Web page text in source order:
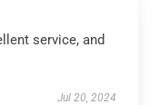
service, and
Jul 20, 2024